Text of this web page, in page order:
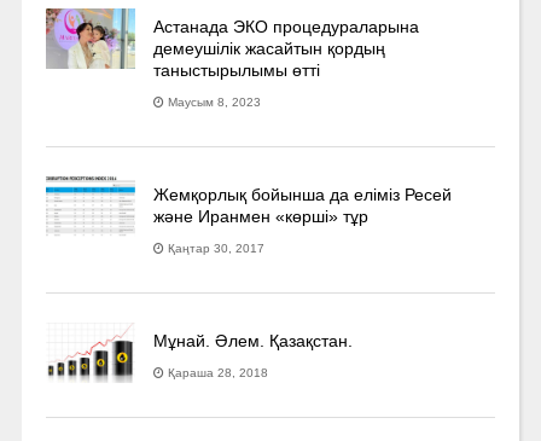
Астанада ЭКО процедураларына
демеушілік жасайтын қордың
таныстырылымы өтті
Маусым 8, 2023
Жемқорлық бойынша да еліміз Ресей
және Иранмен «көрші» тұр
Қаңтар 30, 2017
Мұнай. Әлем. Қазақстан.
Қараша 28, 2018